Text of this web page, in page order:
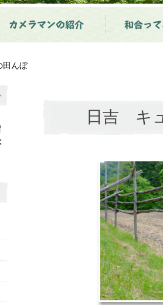
カメラマンの紹介 和合っ
んぼ
日吉 キ